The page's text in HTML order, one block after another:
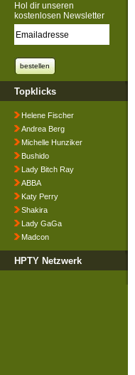
Hol dir unseren
kostenlosen Newsletter
Topklicks
Helene Fischer
Andrea Berg
Michelle Hunziker
Bushido
Lady Bitch Ray
ABBA
Katy Perry
Shakira
Lady GaGa
Madcon
HPTY Netzwerk